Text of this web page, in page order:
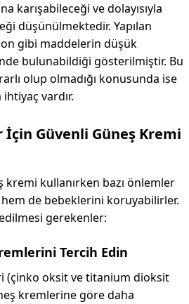
karışabileceği ve dolayısıyla
düşünülmektedir. Yapılan
gibi maddelerin düşük
bulunabildiği gösterilmiştir. Bu
olup olmadığı konusunda ise
vardır.
Güvenli Güneş Kremi
kremi kullanırken bazı önlemler
de bebeklerini koruyabilirler.
gerekenler:
Tercih Edin
(çinko oksit ve titanium dioksit
kremlerine göre daha